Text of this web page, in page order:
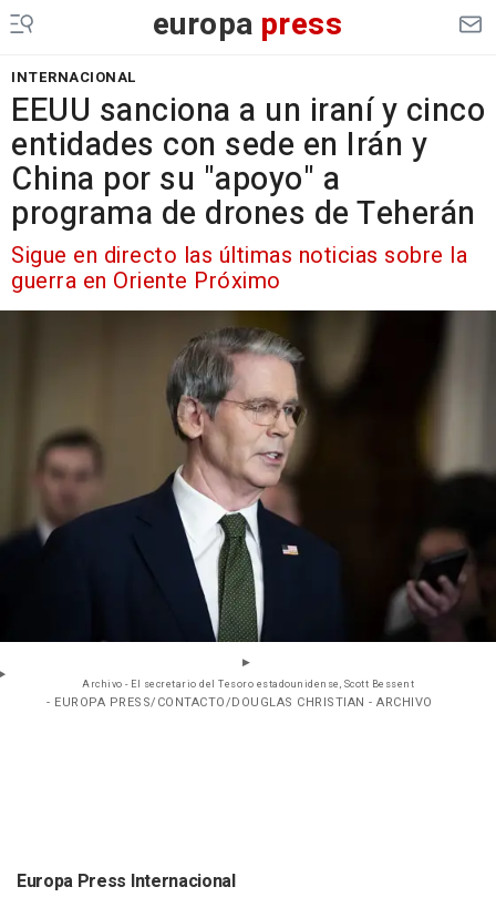
europa press
INTERNACIONAL
EEUU sanciona a un iraní y cinco
entidades con sede en Irán y
China por su "apoyo" a
programa de drones de Teherán
Sigue en directo las últimas noticias sobre la
guerra en Oriente Próximo
Archivo - El secretario del Tesoro estadounidense, Scott Bessent
- EUROPA PRESS/CONTACTO/DOUGLAS CHRISTIAN - ARCHIVO
Europa Press Internacional